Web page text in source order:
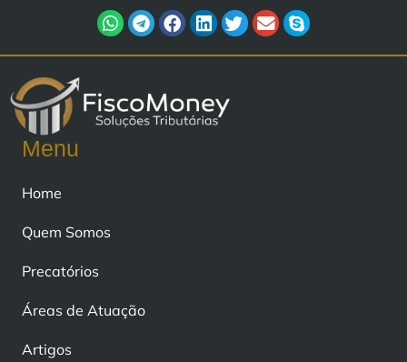
Menu
Home
Quem Somos
Precatórios
Áreas de Atuação
Artigos